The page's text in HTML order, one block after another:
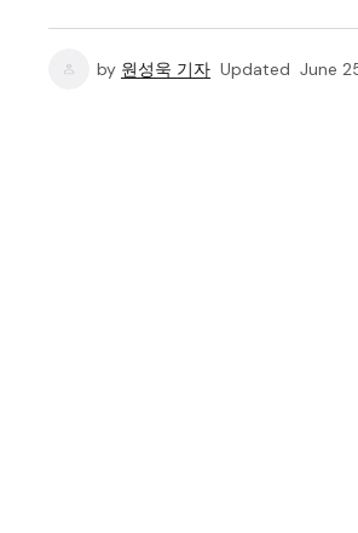
by 원성욱 기자 Updated June